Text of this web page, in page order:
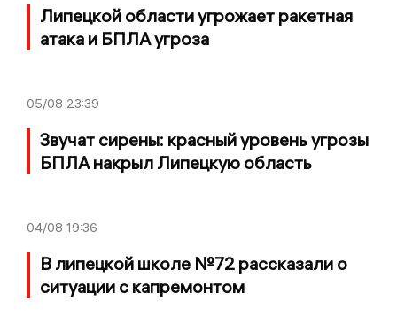
Липецкой области угрожает ракетная
атака и БПЛА угроза
05/08 23:39
Звучат сирены: красный уровень угрозы
БПЛА накрыл Липецкую область
04/08 19:36
В липецкой школе №72 рассказали о
ситуации с капремонтом